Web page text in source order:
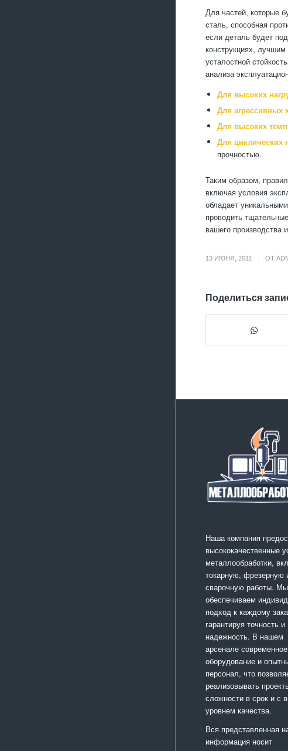
Для частей, которые
сталь, способная
если деталь будет
конструкциях,
усталостной
анализа
Для высоких
Для агрессивных
Для высоких
Для циклических
прочностью.
Таким образом,
включая условия
обладает
проводить
вашего производства
13 ИЮНЯ, 2011 ОТ
Поделиться
Наша компания
высококачественные
металлообработки,
токарную, фрезерную
сварочную работы. Мы
обеспечиваем
подход к каждому
гарантируя точность и
надежность. В нашем
арсенале современное
оборудование и
персонал, что
реализовывать
сложности в срок и с
уровнем качества.
Вся представленная
информация носит